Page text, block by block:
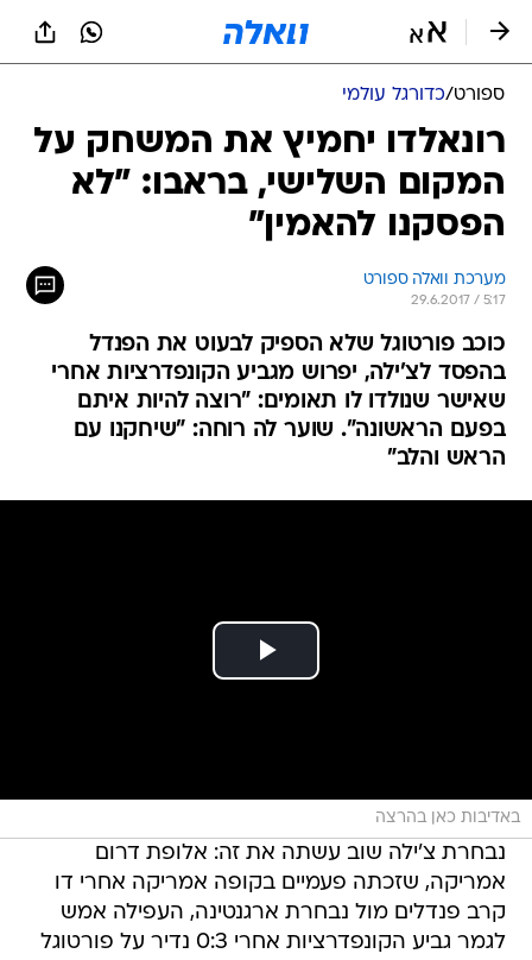
ספורט/כדורגל עולמי
רונאלדו יחמיץ את המשחק על
המקום השלישי, בראבו: "לא
הפסקנו להאמין"
מערכת וואלה ספורט
29.6.2017 / 5:17
כוכב פורטוגל שלא הספיק לבעוט את הפנדל
בהפסד לצ'ילה, יפרוש מגביע הקונפדרציות אחרי
שאישר שנולדו לו תאומים: "רוצה להיות איתם
בפעם הראשונה". שוער לה רוחה: "שיחקנו עם
הראש והלב"
באדיבות כאן בהרצה
נבחרת צ'ילה שוב עשתה את זה: אלופת דרום
אמריקה, שזכתה פעמיים בקופה אמריקה אחרי דו
קרב פנדלים מול נבחרת ארגנטינה, העפילה אמש
לגמר גביע הקונפדרציות אחרי 0:3 נדיר על פורטוגל